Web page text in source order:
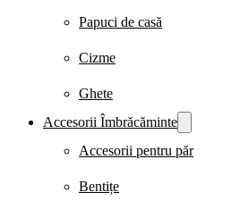
Papuci de casă
Cizme
Ghete
Accesorii Îmbrăcăminte
Accesorii pentru păr
Bentițe